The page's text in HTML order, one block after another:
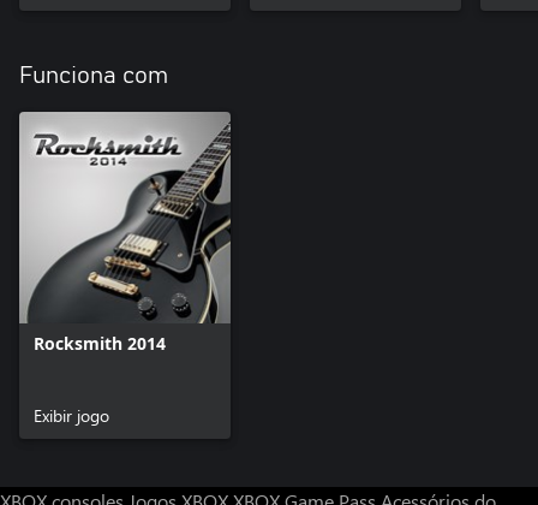
Funciona com
Rocksmith 2014
Exibir jogo